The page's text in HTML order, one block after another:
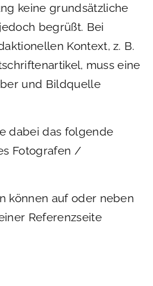
keine grundsätzliche
begrüßt. Bei
Kontext, z. B.
muss eine
und Bildquelle
dabei das folgende
Fotografen /
können auf oder neben
Referenzseite